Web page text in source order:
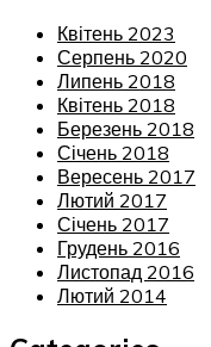
Квітень 2023
Серпень 2020
Липень 2018
Квітень 2018
Березень 2018
Січень 2018
Вересень 2017
Лютий 2017
Січень 2017
Грудень 2016
Листопад 2016
Лютий 2014